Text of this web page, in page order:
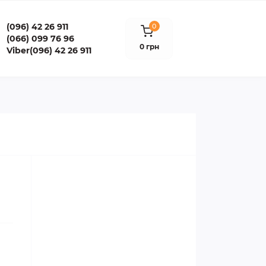
(096) 42 26 911
(066) 099 76 96
Viber(096) 42 26 911
0
0 грн